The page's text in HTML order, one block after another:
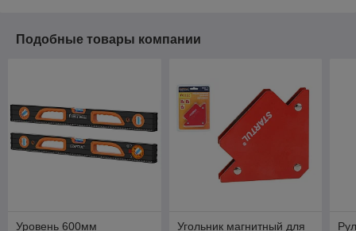
Подобные товары компании
Уровень 600мм
Угольник магнитный для